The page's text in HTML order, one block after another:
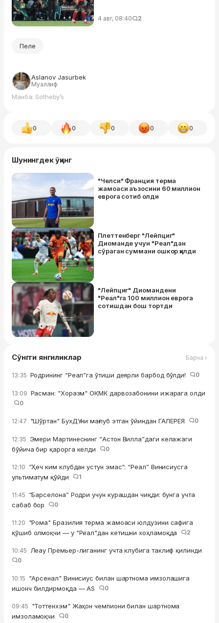
4 авг, 08:40 2
Пеле
Aslanov Jasurbek
Муаллиф
Манба: Sotheby’s
0 0 0 0 0
Шунингдек ўқинг
"Челси" Франция терма
жамоаси аъзосини 60 миллион
еврога coтиб oлди
Плеттенберг "Лейпциг"
Диомандe учун "Реал"дан
сўраган суммани ошкор қилди
"Лейпциг" Диомандени
"Реал"га 100 миллион еврога
сотишдан бош тортди
Сўнгги янгиликлар Барча ›
13:35 Родрининг “Реал”га ўтиши деярли барбод бўлди! 0
13:09 Расман: "Хоразм" ОКМК дарвозабонини ижарага олди
0
12:47 "Шўртан" БухДУни мағлуб этган ўйиндан ГАЛЕРЕЯ 0
12:35 Эмери Мартинеснинг “Астон Вилла”даги келажаги
бўйича бир қарорга келди
0
12:10 “Ҳеч ким клубдан устун эмас”: “Реал” Винисиусга
ультиматум қўйди
1
11:45 “Барселона” Родри учун курашдан чиқди: бунга учта
сабаб бор
0
11:20 "Рома" Бразилия терма жамоаси юлдузини сафига
қўшиб олмоқчи — у "Реал"дан кетишни хоҳламоқда
2
10:45 Леау Премьер-лиганинг учта клубига таклиф қилинди
0
10:15 "Арсенал" Винисиус билан шартнома имзолашига
ишонч билдирмоқда — AS
0
09:45 "Тоттенхэм" Жаҳон чемпиони билан шартнома
имзоламоқчи
0